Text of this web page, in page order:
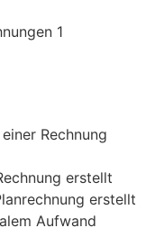
Rechnung
erstellt
erstellt
Aufwand